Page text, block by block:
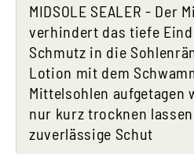
MIDSOLE SEALER - Der
verhindert das tiefe
Schmutz in die
Lotion mit dem
Mittelsohlen aufgetagen
nur kurz trocknen
zuverlässige Schut